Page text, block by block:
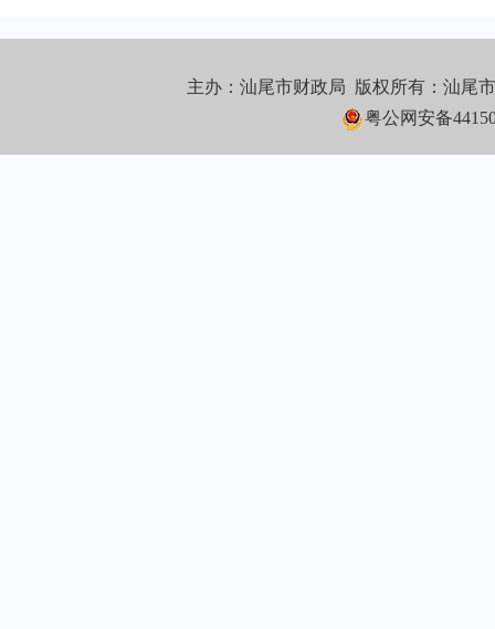
主办：汕尾市财政局 版权所有：汕尾
粤公网安备